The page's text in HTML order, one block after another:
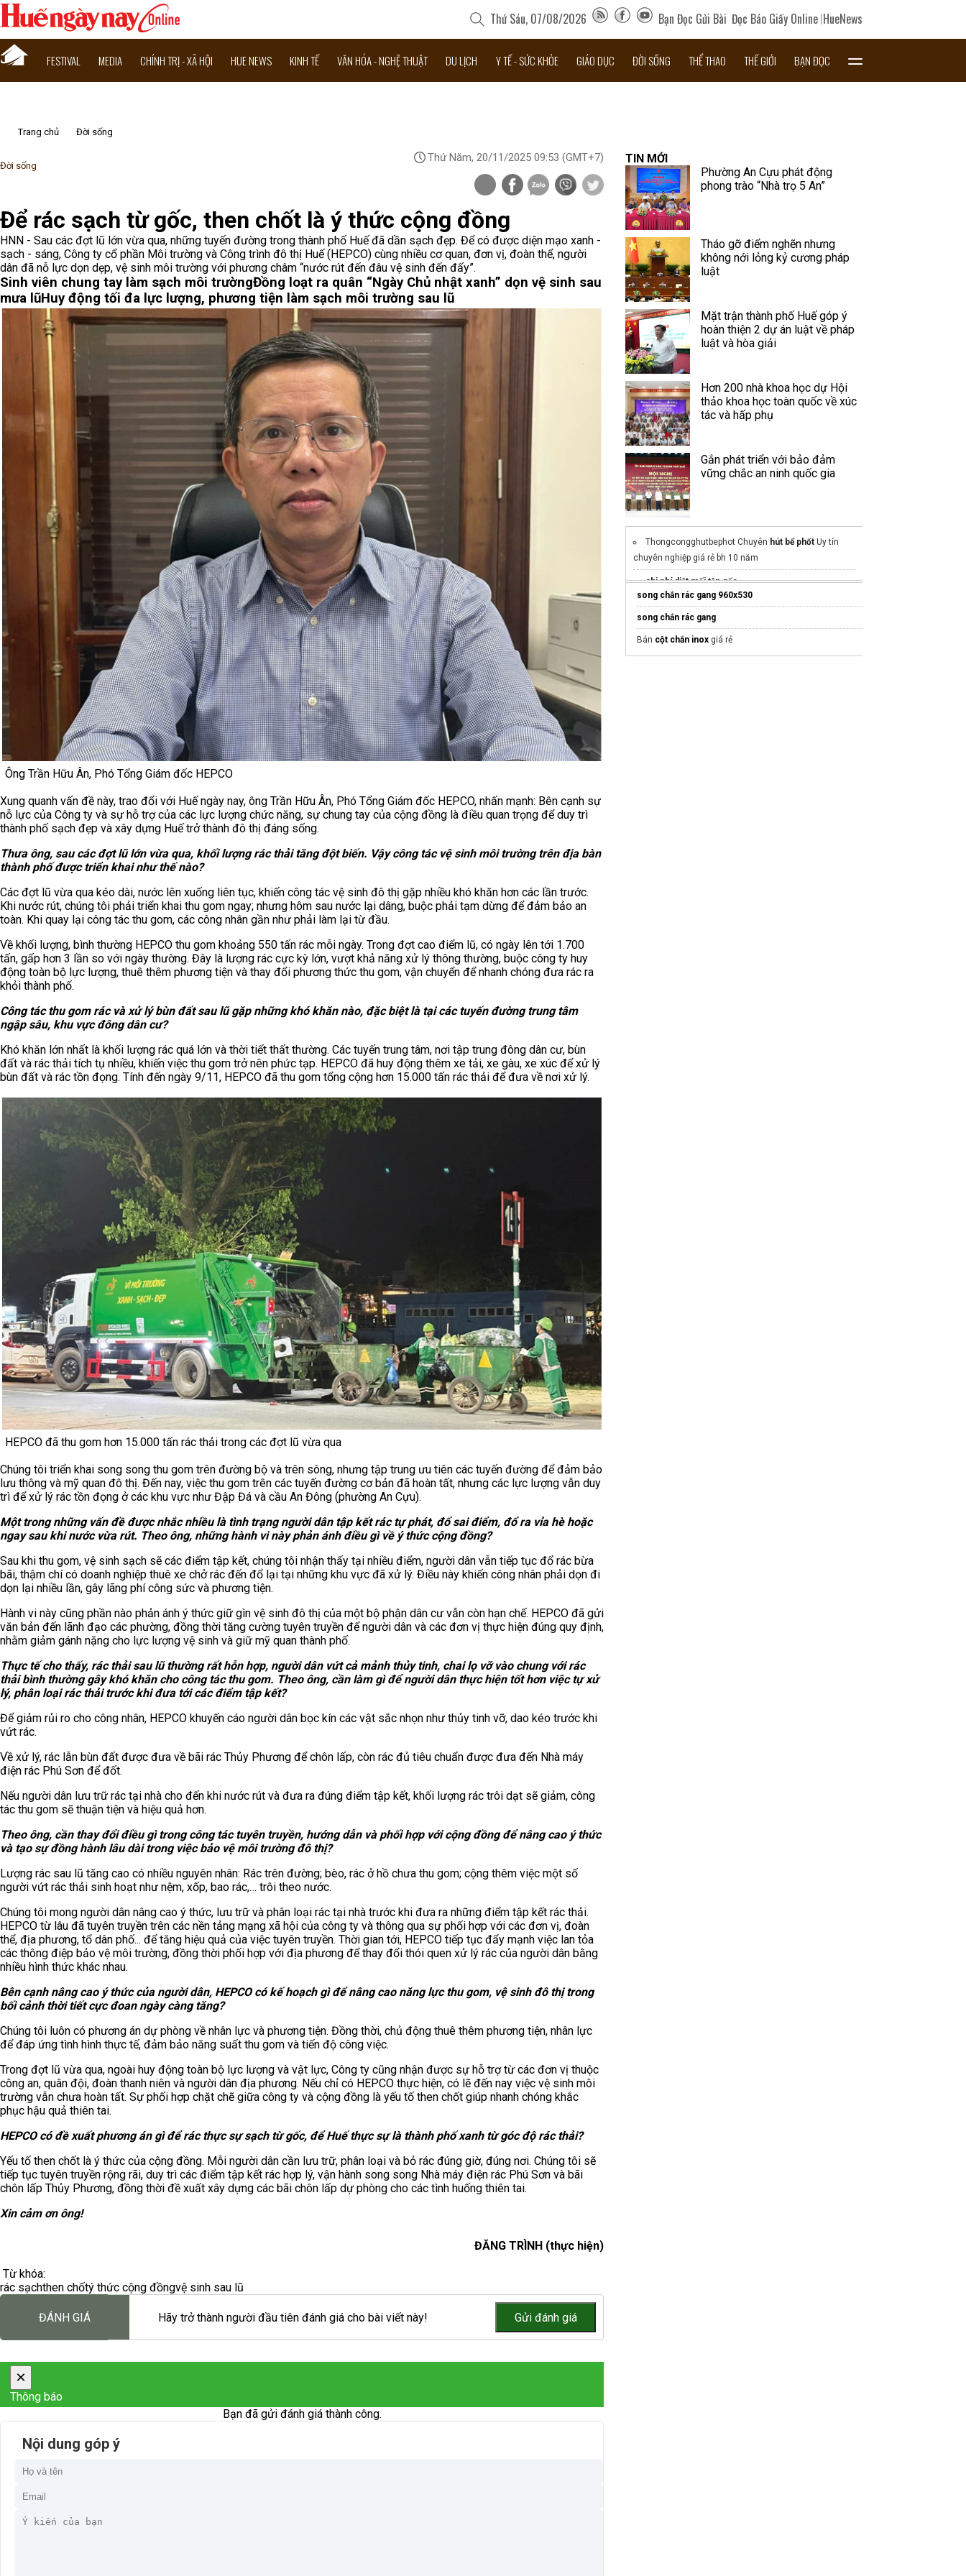
Thứ Sáu, 07/08/2026 Bạn Đọc Gửi Bài Đọc Báo Giấy Online HueNews
FESTIVAL MEDIA CHÍNH TRỊ - XÃ HỘI HUE NEWS KINH TẾ VĂN HÓA - NGHỆ THUẬT DU LỊCH Y TẾ - SỨC KHỎE GIÁO DỤC ĐỜI SỐNG THỂ THAO THẾ GIỚI BẠN ĐỌC
Trang chủ Đời sống
Đời sống
Thứ Năm, 20/11/2025 09:53 (GMT+7)
Để rác sạch từ gốc, then chốt là ý thức cộng đồng
HNN - Sau các đợt lũ lớn vừa qua, những tuyến đường trong thành phố Huế đã dần sạch đẹp. Để có được diện mạo xanh -
sạch - sáng, Công ty cổ phần Môi trường và Công trình đô thị Huế (HEPCO) cùng nhiều cơ quan, đơn vị, đoàn thể, người
dân đã nỗ lực dọn dẹp, vệ sinh môi trường với phương châm “nước rút đến đâu vệ sinh đến đấy”.
Sinh viên chung tay làm sạch môi trườngĐồng loạt ra quân “Ngày Chủ nhật xanh” dọn vệ sinh sau
mưa lũHuy động tối đa lực lượng, phương tiện làm sạch môi trường sau lũ
Ông Trần Hữu Ân, Phó Tổng Giám đốc HEPCO
Xung quanh vấn đề này, trao đổi với Huế ngày nay, ông Trần Hữu Ân, Phó Tổng Giám đốc HEPCO, nhấn mạnh: Bên cạnh sự
nỗ lực của Công ty và sự hỗ trợ của các lực lượng chức năng, sự chung tay của cộng đồng là điều quan trọng để duy trì
thành phố sạch đẹp và xây dựng Huế trở thành đô thị đáng sống.
Thưa ông, sau các đợt lũ lớn vừa qua, khối lượng rác thải tăng đột biến. Vậy công tác vệ sinh môi trường trên địa bàn
thành phố được triển khai như thế nào?
Các đợt lũ vừa qua kéo dài, nước lên xuống liên tục, khiến công tác vệ sinh đô thị gặp nhiều khó khăn hơn các lần trước.
Khi nước rút, chúng tôi phải triển khai thu gom ngay; nhưng hôm sau nước lại dâng, buộc phải tạm dừng để đảm bảo an
toàn. Khi quay lại công tác thu gom, các công nhân gần như phải làm lại từ đầu.
Về khối lượng, bình thường HEPCO thu gom khoảng 550 tấn rác mỗi ngày. Trong đợt cao điểm lũ, có ngày lên tới 1.700
tấn, gấp hơn 3 lần so với ngày thường. Đây là lượng rác cực kỳ lớn, vượt khả năng xử lý thông thường, buộc công ty huy
động toàn bộ lực lượng, thuê thêm phương tiện và thay đổi phương thức thu gom, vận chuyển để nhanh chóng đưa rác ra
khỏi thành phố.
Công tác thu gom rác và xử lý bùn đất sau lũ gặp những khó khăn nào, đặc biệt là tại các tuyến đường trung tâm
ngập sâu, khu vực đông dân cư?
Khó khăn lớn nhất là khối lượng rác quá lớn và thời tiết thất thường. Các tuyến trung tâm, nơi tập trung đông dân cư, bùn
đất và rác thải tích tụ nhiều, khiến việc thu gom trở nên phức tạp. HEPCO đã huy động thêm xe tải, xe gàu, xe xúc để xử lý
bùn đất và rác tồn đọng. Tính đến ngày 9/11, HEPCO đã thu gom tổng cộng hơn 15.000 tấn rác thải để đưa về nơi xử lý.
HEPCO đã thu gom hơn 15.000 tấn rác thải trong các đợt lũ vừa qua
Chúng tôi triển khai song song thu gom trên đường bộ và trên sông, nhưng tập trung ưu tiên các tuyến đường để đảm bảo
lưu thông và mỹ quan đô thị. Đến nay, việc thu gom trên các tuyến đường cơ bản đã hoàn tất, nhưng các lực lượng vẫn duy
trì để xử lý rác tồn đọng ở các khu vực như Đập Đá và cầu An Đông (phường An Cựu).
Một trong những vấn đề được nhắc nhiều là tình trạng người dân tập kết rác tự phát, đổ sai điểm, đổ ra vỉa hè hoặc
ngay sau khi nước vừa rút. Theo ông, những hành vi này phản ánh điều gì về ý thức cộng đồng?
Sau khi thu gom, vệ sinh sạch sẽ các điểm tập kết, chúng tôi nhận thấy tại nhiều điểm, người dân vẫn tiếp tục đổ rác bừa
bãi, thậm chí có doanh nghiệp thuê xe chở rác đến đổ lại tại những khu vực đã xử lý. Điều này khiến công nhân phải dọn đi
dọn lại nhiều lần, gây lãng phí công sức và phương tiện.
Hành vi này cũng phần nào phản ánh ý thức giữ gìn vệ sinh đô thị của một bộ phận dân cư vẫn còn hạn chế. HEPCO đã gửi
văn bản đến lãnh đạo các phường, đồng thời tăng cường tuyên truyền để người dân và các đơn vị thực hiện đúng quy định,
nhằm giảm gánh nặng cho lực lượng vệ sinh và giữ mỹ quan thành phố.
Thực tế cho thấy, rác thải sau lũ thường rất hỗn hợp, người dân vứt cả mảnh thủy tinh, chai lọ vỡ vào chung với rác
thải bình thường gây khó khăn cho công tác thu gom. Theo ông, cần làm gì để người dân thực hiện tốt hơn việc tự xử
lý, phân loại rác thải trước khi đưa tới các điểm tập kết?
Để giảm rủi ro cho công nhân, HEPCO khuyến cáo người dân bọc kín các vật sắc nhọn như thủy tinh vỡ, dao kéo trước khi
vứt rác.
Về xử lý, rác lẫn bùn đất được đưa về bãi rác Thủy Phương để chôn lấp, còn rác đủ tiêu chuẩn được đưa đến Nhà máy
điện rác Phú Sơn để đốt.
Nếu người dân lưu trữ rác tại nhà cho đến khi nước rút và đưa ra đúng điểm tập kết, khối lượng rác trôi dạt sẽ giảm, công
tác thu gom sẽ thuận tiện và hiệu quả hơn.
Theo ông, cần thay đổi điều gì trong công tác tuyên truyền, hướng dẫn và phối hợp với cộng đồng để nâng cao ý thức
và tạo sự đồng hành lâu dài trong việc bảo vệ môi trường đô thị?
Lượng rác sau lũ tăng cao có nhiều nguyên nhân: Rác trên đường; bèo, rác ở hồ chưa thu gom; cộng thêm việc một số
người vứt rác thải sinh hoạt như nệm, xốp, bao rác,… trôi theo nước.
Chúng tôi mong người dân nâng cao ý thức, lưu trữ và phân loại rác tại nhà trước khi đưa ra những điểm tập kết rác thải.
HEPCO từ lâu đã tuyên truyền trên các nền tảng mạng xã hội của công ty và thông qua sự phối hợp với các đơn vị, đoàn
thể, địa phương, tổ dân phố... để tăng hiệu quả của việc tuyên truyền. Thời gian tới, HEPCO tiếp tục đẩy mạnh việc lan tỏa
các thông điệp bảo vệ môi trường, đồng thời phối hợp với địa phương để thay đổi thói quen xử lý rác của người dân bằng
nhiều hình thức khác nhau.
Bên cạnh nâng cao ý thức của người dân, HEPCO có kế hoạch gì để nâng cao năng lực thu gom, vệ sinh đô thị trong
bối cảnh thời tiết cực đoan ngày càng tăng?
Chúng tôi luôn có phương án dự phòng về nhân lực và phương tiện. Đồng thời, chủ động thuê thêm phương tiện, nhân lực
để đáp ứng tình hình thực tế, đảm bảo năng suất thu gom và tiến độ công việc.
Trong đợt lũ vừa qua, ngoài huy động toàn bộ lực lượng và vật lực, Công ty cũng nhận được sự hỗ trợ từ các đơn vị thuộc
công an, quân đội, đoàn thanh niên và người dân địa phương. Nếu chỉ có HEPCO thực hiện, có lẽ đến nay việc vệ sinh môi
trường vẫn chưa hoàn tất. Sự phối hợp chặt chẽ giữa công ty và cộng đồng là yếu tố then chốt giúp nhanh chóng khắc
phục hậu quả thiên tai.
HEPCO có đề xuất phương án gì để rác thực sự sạch từ gốc, để Huế thực sự là thành phố xanh từ góc độ rác thải?
Yếu tố then chốt là ý thức của cộng đồng. Mỗi người dân cần lưu trữ, phân loại và bỏ rác đúng giờ, đúng nơi. Chúng tôi sẽ
tiếp tục tuyên truyền rộng rãi, duy trì các điểm tập kết rác hợp lý, vận hành song song Nhà máy điện rác Phú Sơn và bãi
chôn lấp Thủy Phương, đồng thời đề xuất xây dựng các bãi chôn lấp dự phòng cho các tình huống thiên tai.
Xin cảm ơn ông!
ĐĂNG TRÌNH (thực hiện)
Từ khóa:
rác sạchthen chốtý thức cộng đồngvệ sinh sau lũ
ĐÁNH GIÁ Hãy trở thành người đầu tiên đánh giá cho bài viết này!
×
Thông báo
Bạn đã gửi đánh giá thành công.
Nội dung góp ý
TIN MỚI
Phường An Cựu phát động
phong trào “Nhà trọ 5 An”
Tháo gỡ điểm nghẽn nhưng
không nới lỏng kỷ cương pháp
luật
Mặt trận thành phố Huế góp ý
hoàn thiện 2 dự án luật về pháp
luật và hòa giải
Hơn 200 nhà khoa học dự Hội
thảo khoa học toàn quốc về xúc
tác và hấp phụ
Gắn phát triển với bảo đảm
vững chắc an ninh quốc gia
Thongcongghutbephot Chuyên hút bể phốt Uy tín
chuyên nghiệp giá rẻ bh 10 năm
chi phí diệt mối tận gốc
song chắn rác gang 960x530
song chắn rác gang
Bán cột chắn inox giá rẻ